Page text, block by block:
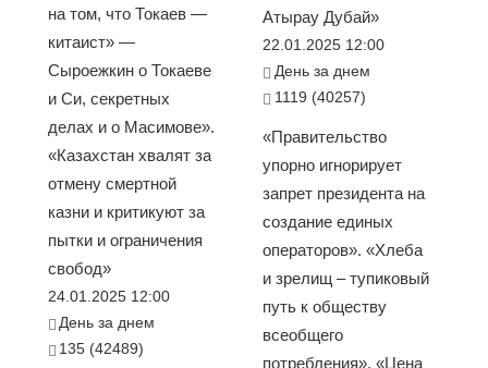
на том, что Токаев —
китаист» —
Сыроежкин о Токаеве
и Си, секретных
делах и о Масимове».
«Казахстан хвалят за
отмену смертной
казни и критикуют за
пытки и ограничения
свобод»
24.01.2025 12:00
День за днем
135 (42489)
Атырау Дубай»
22.01.2025 12:00
День за днем
1119 (40257)
«Правительство
упорно игнорирует
запрет президента на
создание единых
операторов». «Хлеба
и зрелищ – тупиковый
путь к обществу
всеобщего
потребления». «Цена